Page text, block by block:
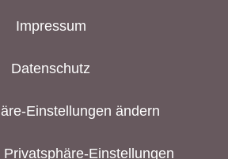
Impressum
Datenschutz
Einstellungen ändern
Einstellungen